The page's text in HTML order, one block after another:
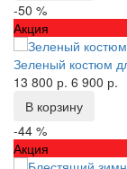
-50 %
Акция
Зеленый костюм
13 800 р. 6 900 р.
В корзину
-44 %
Акция